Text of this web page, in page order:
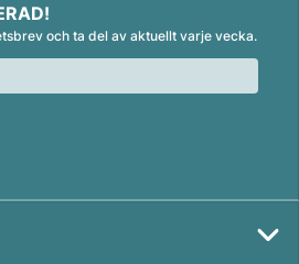
och ta del av aktuellt varje vecka.